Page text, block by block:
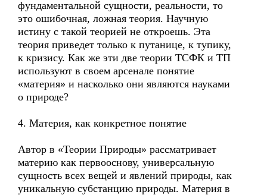
фундаментальной сущности, реальности, то
это ошибочная, ложная теория. Научную
истину с такой теорией не откроешь. Эта
теория приведет только к путанице, к тупику,
к кризису. Как же эти две теории ТСФК и ТП
используют в своем арсенале понятие
«материя» и насколько они являются науками
о природе?
4. Материя, как конкретное понятие
Автор в «Теории Природы» рассматривает
материю как первооснову, универсальную
сущность всех вещей и явлений природы, как
уникальную субстанцию природы. Материя в